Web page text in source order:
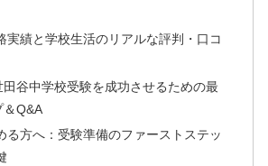
実績と学校生活のリアルな評判・口コ
田谷中学校受験を成功させるための最
＆Q&A
る方へ：受験準備のファーストステッ